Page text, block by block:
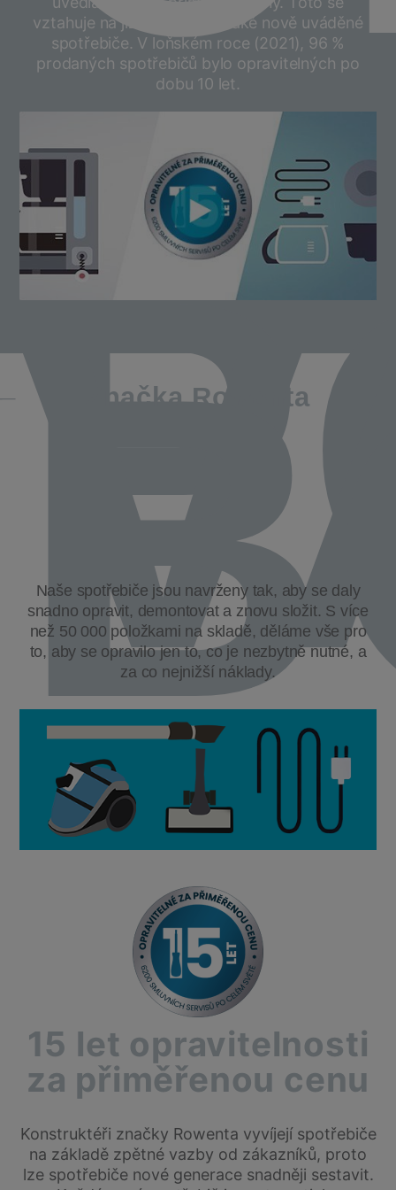
vztahuje na již vyráběné a také nově uváděné
spotřebiče. V loňském roce (2021), 96 %
prodaných spotřebičů bylo opravitelných po
dobu 10 let.
Značka Rowenta
Naše spotřebiče jsou navrženy tak, aby se daly
snadno opravit, demontovat a znovu složit. S více
než 50 000 položkami na skladě, děláme vše pro
to, aby se opravilo jen to, co je nezbytně nutné, a
za co nejnižší náklady.
15 let opravitelnosti
za přiměřenou cenu
Konstruktéři značky Rowenta vyvíjejí spotřebiče
na základě zpětné vazby od zákazníků, proto
lze spotřebiče nové generace snadněji sestavit.